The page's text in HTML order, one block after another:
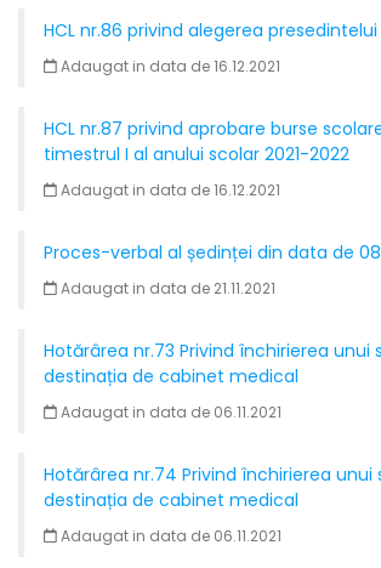
HCL nr.86 privind alegerea
Adaugat in data de 16.12.2021
HCL nr.87 privind aprobare burse
timestrul I al anului scolar 2021-2022
Adaugat in data de 16.12.2021
Proces-verbal al ședinței din data de
Adaugat in data de 21.11.2021
Hotărârea nr.73 Privind închirierea unui
destinația de cabinet medical
Adaugat in data de 06.11.2021
Hotărârea nr.74 Privind închirierea unui
destinația de cabinet medical
Adaugat in data de 06.11.2021